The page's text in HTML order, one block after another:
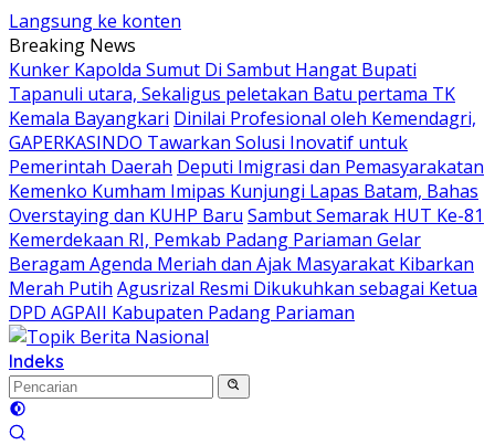
Langsung ke konten
Breaking News
Kunker Kapolda Sumut Di Sambut Hangat Bupati
Tapanuli utara, Sekaligus peletakan Batu pertama TK
Kemala Bayangkari Dinilai Profesional oleh Kemendagri,
GAPERKASINDO Tawarkan Solusi Inovatif untuk
Pemerintah Daerah Deputi Imigrasi dan Pemasyarakatan
Kemenko Kumham Imipas Kunjungi Lapas Batam, Bahas
Overstaying dan KUHP Baru Sambut Semarak HUT Ke-81
Kemerdekaan RI, Pemkab Padang Pariaman Gelar
Beragam Agenda Meriah dan Ajak Masyarakat Kibarkan
Merah Putih Agusrizal Resmi Dikukuhkan sebagai Ketua
DPD AGPAII Kabupaten Padang ‎Pariaman
Indeks